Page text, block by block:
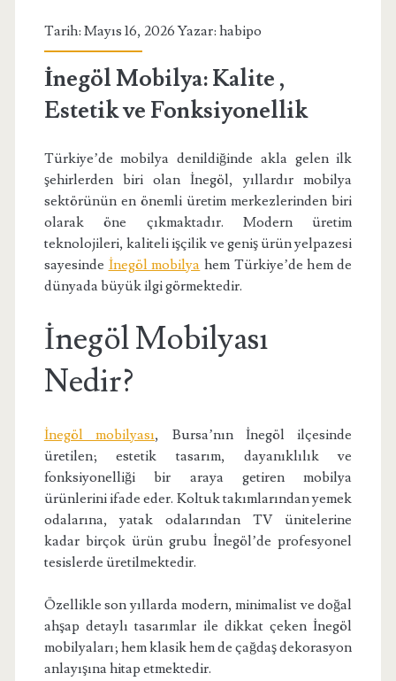
Tarih: Mayıs 16, 2026 Yazar: habipo
İnegöl Mobilya: Kalite ,
Estetik ve Fonksiyonellik
Türkiye’de mobilya denildiğinde akla gelen ilk
şehirlerden biri olan İnegöl, yıllardır mobilya
sektörünün en önemli üretim merkezlerinden biri
olarak öne çıkmaktadır. Modern üretim
teknolojileri, kaliteli işçilik ve geniş ürün yelpazesi
sayesinde İnegöl mobilya hem Türkiye’de hem de
dünyada büyük ilgi görmektedir.
İnegöl Mobilyası
Nedir?
İnegöl mobilyası, Bursa’nın İnegöl ilçesinde
üretilen; estetik tasarım, dayanıklılık ve
fonksiyonelliği bir araya getiren mobilya
ürünlerini ifade eder. Koltuk takımlarından yemek
odalarına, yatak odalarından TV ünitelerine
kadar birçok ürün grubu İnegöl’de profesyonel
tesislerde üretilmektedir.
Özellikle son yıllarda modern, minimalist ve doğal
ahşap detaylı tasarımlar ile dikkat çeken İnegöl
mobilyaları; hem klasik hem de çağdaş dekorasyon
anlayışına hitap etmektedir.